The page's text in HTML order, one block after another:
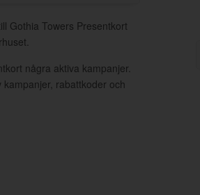
Gothia Towers Presentkort
några aktiva kampanjer.
rabattkoder och